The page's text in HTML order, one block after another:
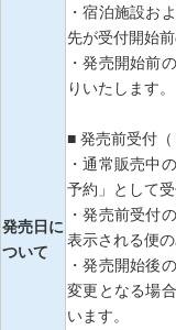
発売日に
ついて
・宿泊施設お
先が受付開始
・発売開始前
りいたします。
■ 発売前受付
・通常販売中
予約」として
・発売前受付
表示される便
・発売開始後
変更となる場
います。